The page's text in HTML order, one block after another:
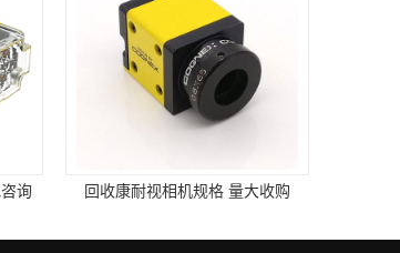
询 回收康耐视相机规格 量大收购